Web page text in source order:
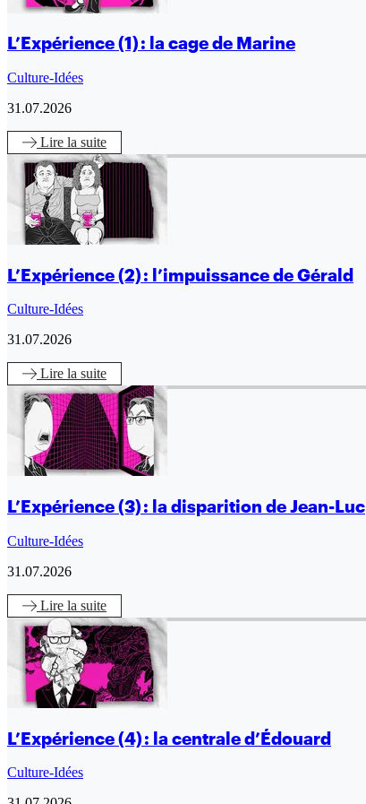
L’Expérience (1) : la cage de Marine
Culture-Idées
31.07.2026
Lire la suite
L’Expérience (2) : l’impuissance de Gérald
Culture-Idées
31.07.2026
Lire la suite
L’Expérience (3) : la disparition de Jean-Luc
Culture-Idées
31.07.2026
Lire la suite
L’Expérience (4) : la centrale d’Édouard
Culture-Idées